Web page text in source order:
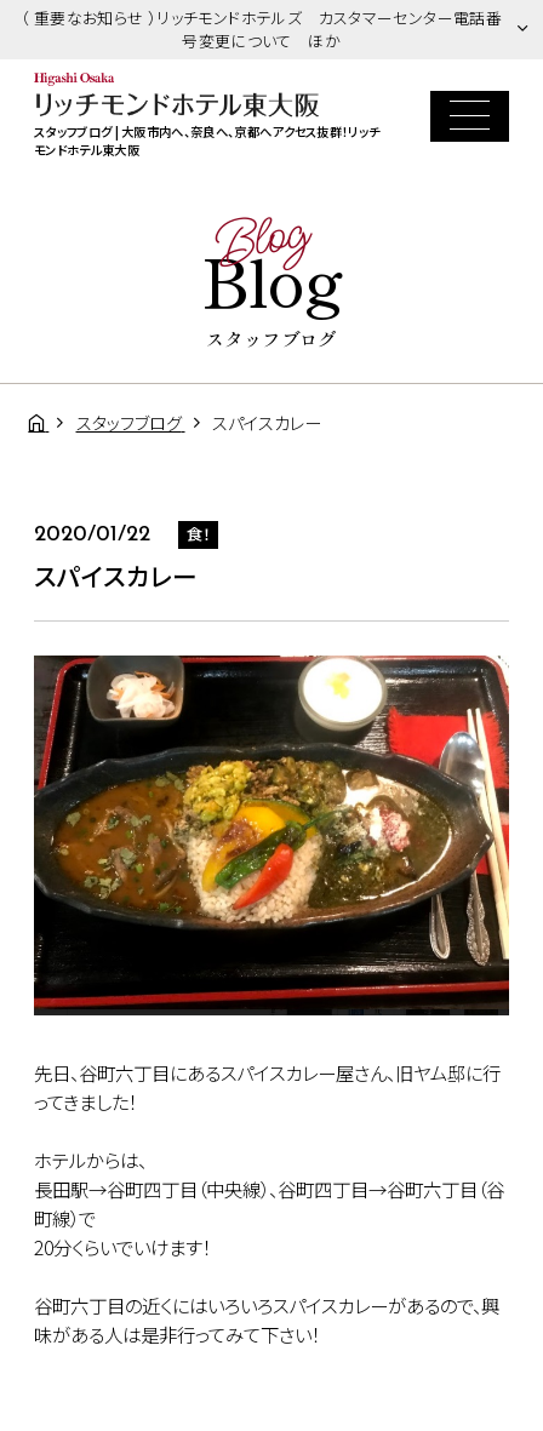
（ 重要なお知らせ ）リッチモンドホテルズ カスタマーセンター電話番
号変更について ほか
スタッフブログ | 大阪市内へ、奈良へ、京都へアクセス抜群！リッチ
モンドホテル東大阪
Blog
Blog
スタッフブログ
スタッフブログ スパイスカレー
2020/01/22 食！
スパイスカレー
先日、谷町六丁目にあるスパイスカレー屋さん、旧ヤム邸に行
ってきました！
ホテルからは、
長田駅→谷町四丁目（中央線）、谷町四丁目→谷町六丁目（谷
町線）で
20分くらいでいけます！
谷町六丁目の近くにはいろいろスパイスカレーがあるので、興
味がある人は是非行ってみて下さい！